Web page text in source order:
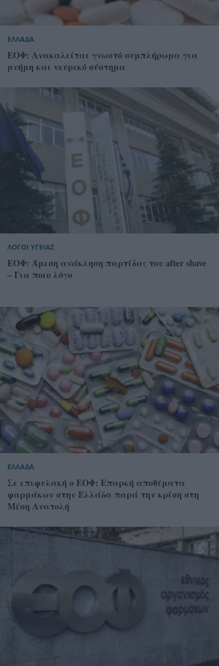
ΕΛΛΑΔΑ
ΕΟΦ: Ανακαλείται γνωστό συμπλήρωμα για
μνήμη και νευρικό σύστημα
ΛΟΓΟΙ ΥΓΕΙΑΣ
ΕΟΦ: Άμεση ανάκληση παρτίδας του after shave
– Για ποιο λόγο
ΕΛΛΑΔΑ
Σε επιφυλακή ο ΕΟΦ: Επαρκή αποθέματα
φαρμάκων στην Ελλάδα παρά την κρίση στη
Μέση Ανατολή